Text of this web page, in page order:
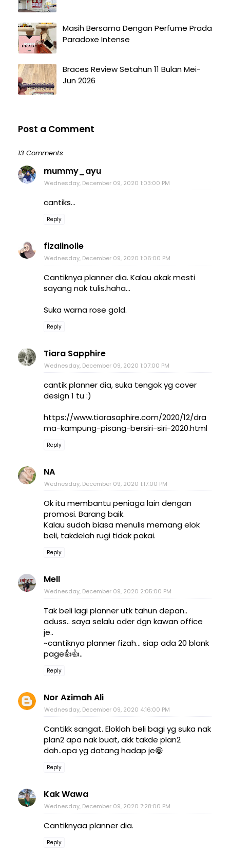
Masih Bersama Dengan Perfume Prada
Paradoxe Intense
Braces Review Setahun 11 Bulan Mei-
Jun 2026
Post a Comment
13 Comments
mummy_ayu
Wednesday, December 09, 2020 1:03:00 PM
cantiks...
Reply
fizalinolie
Wednesday, December 09, 2020 1:06:00 PM
Cantiknya planner dia. Kalau akak mesti
sayang nak tulis.haha...
Suka warna rose gold.
Reply
Tiara Sapphire
Wednesday, December 09, 2020 1:07:00 PM
cantik planner dia, suka tengok yg cover
design 1 tu :)
https://www.tiarasaphire.com/2020/12/dra
ma-kampung-pisang-bersiri-siri-2020.html
Reply
NA
Wednesday, December 09, 2020 1:17:00 PM
Ok itu membantu peniaga lain dengan
promosi. Barang baik.
Kalau sudah biasa menulis memang elok
beli, takdelah rugi tidak pakai.
Reply
Mell
Wednesday, December 09, 2020 2:05:00 PM
Tak beli lagi planner utk tahun depan..
aduss.. saya selalu oder dgn kawan office
je..
~cantiknya planner fizah... siap ada 20 blank
page👍👍..
Reply
Nor Azimah Ali
Wednesday, December 09, 2020 4:16:00 PM
Cantikk sangat. Eloklah beli bagi yg suka nak
plan2 apa nak buat, akk takde plan2
dah..apa yg datang hadap je😁
Reply
Kak Wawa
Wednesday, December 09, 2020 7:28:00 PM
Cantiknyaa planner dia.
Reply